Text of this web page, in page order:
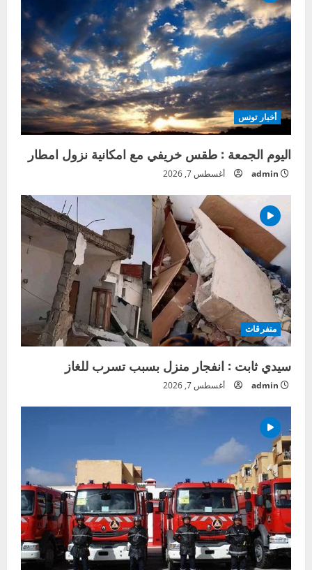
أخبار تونس
اليوم الجمعة : طقس خريفي مع امكانية نزول امطار
admin أغسطس 7, 2026
متفرقات
سيدي ثابت : انفجار منزل بسبب تسرب للغاز
admin أغسطس 7, 2026